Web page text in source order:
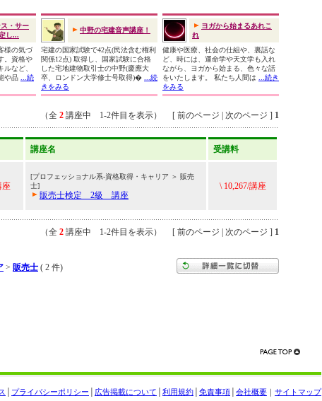
ス・サー
し...
様の気づ
。資格や
など、
や品
...続
中野の宅建音声講座！
宅建の国家試験で42点(民法含む権利
関係12点) 取得し、国家試験に合格
した宅地建物取引士の中野(慶應大
卒、ロンドン大学修士号取得)�
...続
きをみる
ヨガから始まるあれこ
れ
健康や医療、社会の仕組や、裏話な
ど、時には、運命学や天文学も入れ
ながら、ヨガから始まる、色々な話
をいたします。 私たち人間は
...続き
をみる
（全 2 講座中 1-2件目を表示） [ 前のページ | 次のページ ] 1
講座名 受講料
座
[プロフェッショナル系-資格取得・キャリア ＞ 販売
士]
販売士検定 2級 講座
\ 10,267/講座
（全 2 講座中 1-2件目を表示） [ 前のページ | 次のページ ] 1
> 販売士 ( 2 件)
サイトマップ
会社概要 ｜
免責事項
利用規約
広告掲載について
プライバシーポリシー